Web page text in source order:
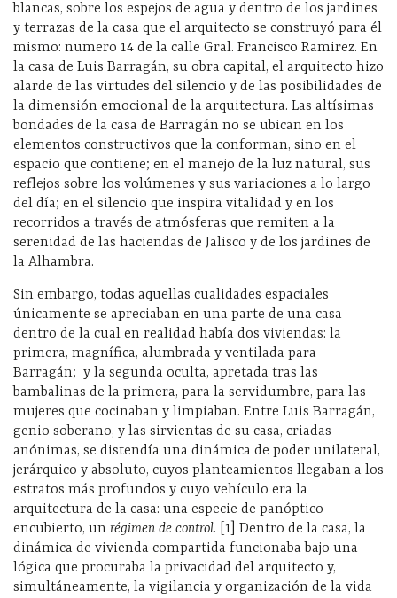
blancas, sobre los espejos de agua y dentro de los jardines
y terrazas de la casa que el arquitecto se construyó para él
mismo: numero 14 de la calle Gral. Francisco Ramirez. En
la casa de Luis Barragán, su obra capital, el arquitecto hizo
alarde de las virtudes del silencio y de las posibilidades de
la dimensión emocional de la arquitectura. Las altísimas
bondades de la casa de Barragán no se ubican en los
elementos constructivos que la conforman, sino en el
espacio que contiene; en el manejo de la luz natural, sus
reflejos sobre los volúmenes y sus variaciones a lo largo
del día; en el silencio que inspira vitalidad y en los
recorridos a través de atmósferas que remiten a la
serenidad de las haciendas de Jalisco y de los jardines de
la Alhambra.
Sin embargo, todas aquellas cualidades espaciales
únicamente se apreciaban en una parte de una casa
dentro de la cual en realidad había dos viviendas: la
primera, magnífica, alumbrada y ventilada para
Barragán; y la segunda oculta, apretada tras las
bambalinas de la primera, para la servidumbre, para las
mujeres que cocinaban y limpiaban. Entre Luis Barragán,
genio soberano, y las sirvientas de su casa, criadas
anónimas, se distendía una dinámica de poder unilateral,
jerárquico y absoluto, cuyos planteamientos llegaban a los
estratos más profundos y cuyo vehículo era la
arquitectura de la casa: una especie de panóptico
encubierto, un régimen de control. [1] Dentro de la casa, la
dinámica de vivienda compartida funcionaba bajo una
lógica que procuraba la privacidad del arquitecto y,
simultáneamente, la vigilancia y organización de la vida